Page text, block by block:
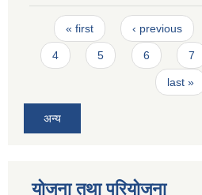
Pages
« first ‹ previous
4 5 6 7
last »
अन्य
योजना तथा परियोजना